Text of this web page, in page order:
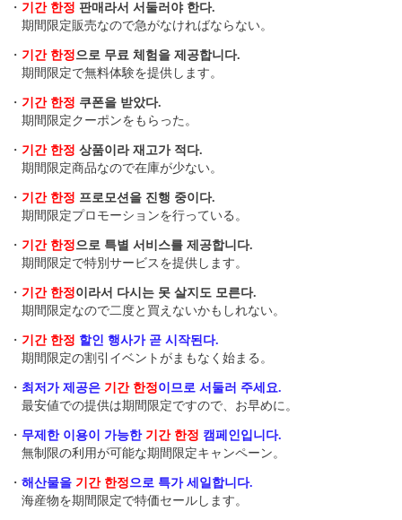
・ 기간 한정 판매라서 서둘러야 한다.
期間限定販売なので急がなければならない。
・ 기간 한정으로 무료 체험을 제공합니다.
期間限定で無料体験を提供します。
・ 기간 한정 쿠폰을 받았다.
期間限定クーポンをもらった。
・ 기간 한정 상품이라 재고가 적다.
期間限定商品なので在庫が少ない。
・ 기간 한정 프로모션을 진행 중이다.
期間限定プロモーションを行っている。
・ 기간 한정으로 특별 서비스를 제공합니다.
期間限定で特別サービスを提供します。
・ 기간 한정이라서 다시는 못 살지도 모른다.
期間限定なので二度と買えないかもしれない。
・ 기간 한정 할인 행사가 곧 시작된다.
期間限定の割引イベントがまもなく始まる。
・ 최저가 제공은 기간 한정이므로 서둘러 주세요.
最安値での提供は期間限定ですので、お早めに。
・ 무제한 이용이 가능한 기간 한정 캠페인입니다.
無制限の利用が可能な期間限定キャンペーン。
・ 해산물을 기간 한정으로 특가 세일합니다.
海産物を期間限定で特価セールします。